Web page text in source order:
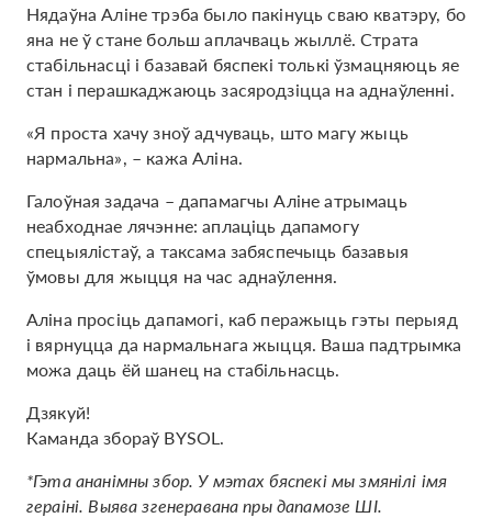
Нядаўна Аліне трэба было пакінуць сваю кватэру, бо
яна не ў стане больш аплачваць жыллё. Страта
стабільнасці і базавай бяспекі толькі ўзмацняюць яе
стан і перашкаджаюць засяродзіцца на аднаўленні.
«Я проста хачу зноў адчуваць, што магу жыць
нармальна», – кажа Аліна.
Галоўная задача – дапамагчы Аліне атрымаць
неабходнае лячэнне: аплаціць дапамогу
спецыялістаў, а таксама забяспечыць базавыя
ўмовы для жыцця на час аднаўлення.
Аліна просіць дапамогі, каб перажыць гэты перыяд
і вярнуцца да нармальнага жыцця. Ваша падтрымка
можа даць ёй шанец на стабільнасць.
Дзякуй!
Каманда збораў BYSOL.
*Гэта ананімны збор. У мэтах бяспекі мы змянілі імя
гераіні. Выява згенеравана пры дапамозе ШІ.